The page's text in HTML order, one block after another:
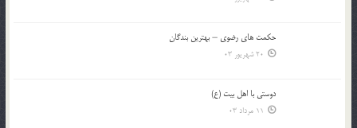
حکمت های رضوی – بهترین بندگان
20 شهریور 03
دوستی با اهل بیت (ع)
11 مرداد 03